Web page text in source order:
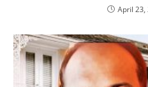
April 23,